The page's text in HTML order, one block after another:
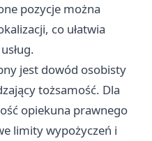
pozycje można
co ułatwia
jest dowód osobisty
tożsamość. Dla
opiekuna prawnego
limity wypożyczeń i